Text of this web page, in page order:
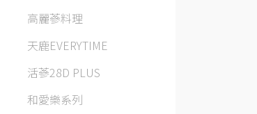
高麗蔘料理
天鹿EVERYTIME
活蔘28D PLUS
和愛樂系列